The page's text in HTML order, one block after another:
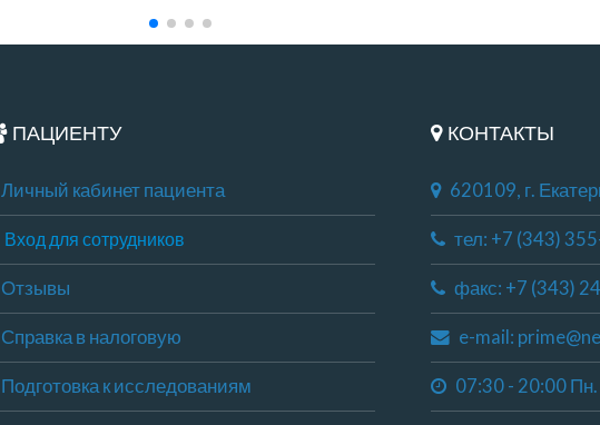
ПАЦИЕНТУ
Личный кабинет пациента
Вход для сотрудников
Отзывы
Справка в налоговую
Подготовка к исследованиям
КОНТАКТЫ
620109, г.
тел: +7 (343)
факс: +7 (343)
e-mail:
07:30 - 20:00 Пн.